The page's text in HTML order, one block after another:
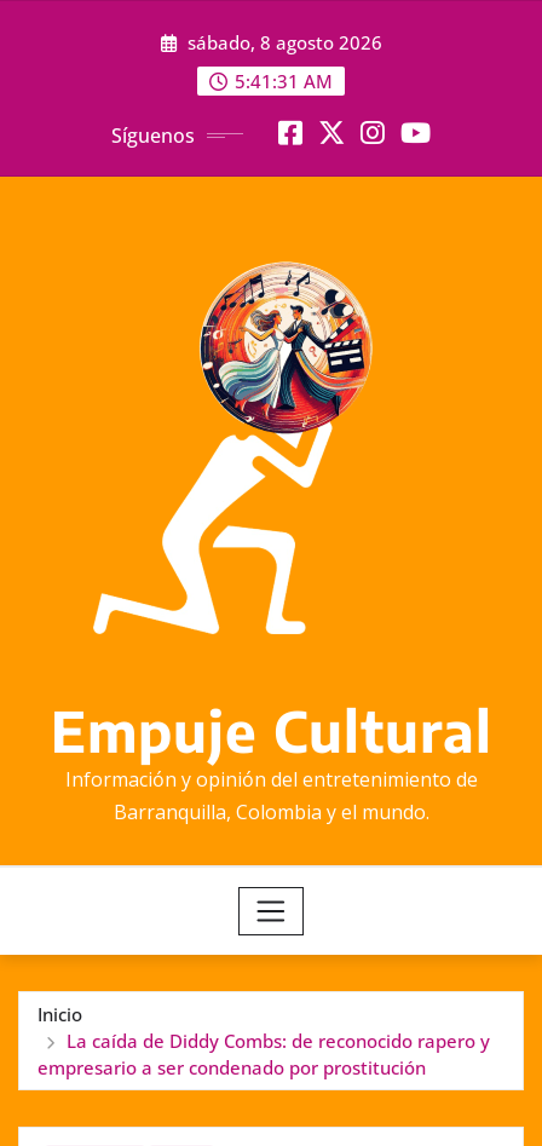
sábado, 8 agosto 2026
5:41:33 AM
Síguenos
Empuje Cultural
Información y opinión del entretenimiento de
Barranquilla, Colombia y el mundo.
Inicio
La caída de Diddy Combs: de reconocido rapero y
empresario a ser condenado por prostitución